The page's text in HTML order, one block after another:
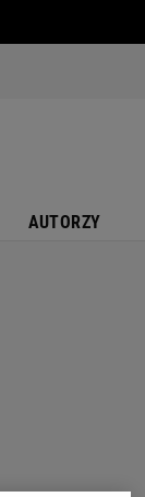
AUTORZY